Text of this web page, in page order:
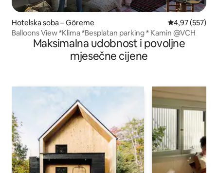
Hotelska soba – Göreme Prosječna
4,97 (557)
Balloons View *Klima *Besplatan parking * Kamin @VCH
Maksimalna udobnost i povoljne
mjesečne cijene